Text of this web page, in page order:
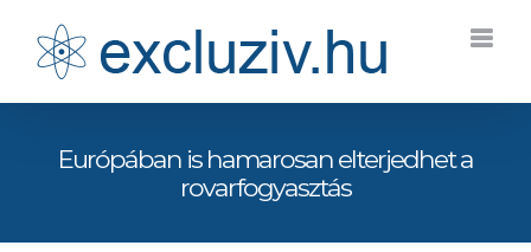
Európában is hamarosan elterjedhet a
rovarfogyasztás